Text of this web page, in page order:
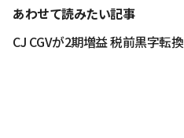
あわせて読みたい記事
CJ CGVが2期増益 税前黒字転換